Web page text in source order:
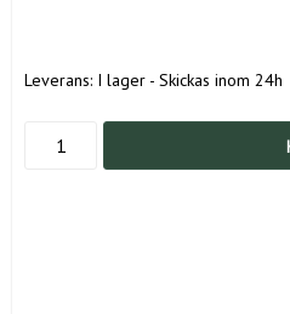
Leverans: I lager - Skickas inom 24h